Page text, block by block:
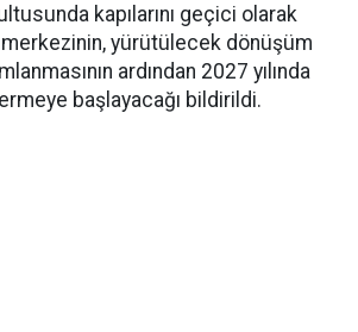
kapılarını geçici olarak
merkezinin, yürütülecek dönüşüm
ardından 2027 yılında
başlayacağı bildirildi.